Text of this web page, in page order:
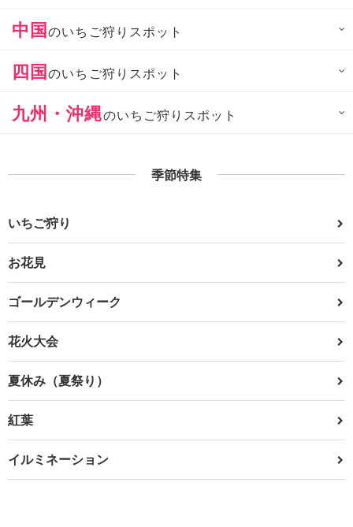
中国のいちご狩りスポット
四国のいちご狩りスポット
九州・沖縄のいちご狩りスポット
季節特集
いちご狩り
お花見
ゴールデンウィーク
花火大会
夏休み（夏祭り）
紅葉
イルミネーション